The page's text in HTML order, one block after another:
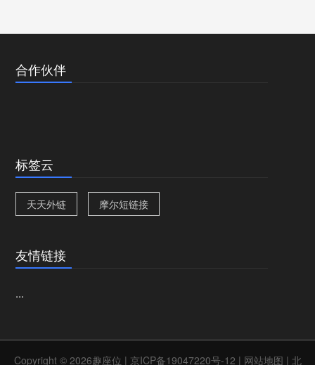
合作伙伴
标签云
天天外链 摩尔短链接
友情链接
...
Copyright © 2026趣座位 | 京ICP备19047220号-12 | 网站地图 | 北